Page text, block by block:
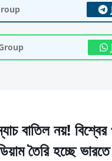
বাতিল নয়!
তৈরি হচ্ছে ভারতে